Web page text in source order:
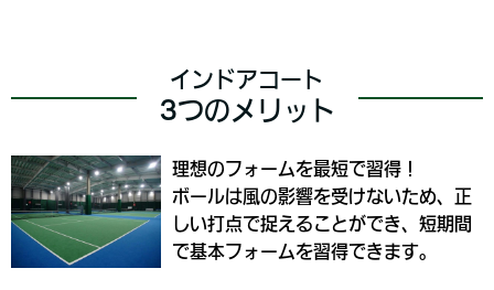
インドアコート
3つのメリット
理想のフォームを最短で習得！
ボールは風の影響を受けないため、正
しい打点で捉えることができ、短期間
で基本フォームを習得できます。